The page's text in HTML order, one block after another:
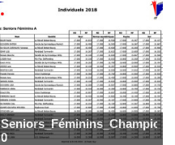
Seniors_Féminins_Champion-
0